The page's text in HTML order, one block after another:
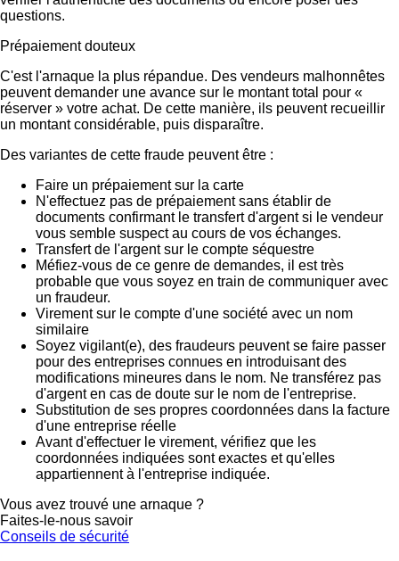
questions.
Prépaiement douteux
C'est l'arnaque la plus répandue. Des vendeurs malhonnêtes
peuvent demander une avance sur le montant total pour «
réserver » votre achat. De cette manière, ils peuvent recueillir
un montant considérable, puis disparaître.
Des variantes de cette fraude peuvent être :
Faire un prépaiement sur la carte
N'effectuez pas de prépaiement sans établir de
documents confirmant le transfert d'argent si le vendeur
vous semble suspect au cours de vos échanges.
Transfert de l'argent sur le compte séquestre
Méfiez-vous de ce genre de demandes, il est très
probable que vous soyez en train de communiquer avec
un fraudeur.
Virement sur le compte d'une société avec un nom
similaire
Soyez vigilant(e), des fraudeurs peuvent se faire passer
pour des entreprises connues en introduisant des
modifications mineures dans le nom. Ne transférez pas
d'argent en cas de doute sur le nom de l'entreprise.
Substitution de ses propres coordonnées dans la facture
d'une entreprise réelle
Avant d'effectuer le virement, vérifiez que les
coordonnées indiquées sont exactes et qu'elles
appartiennent à l'entreprise indiquée.
Vous avez trouvé une arnaque ?
Faites-le-nous savoir
Conseils de sécurité